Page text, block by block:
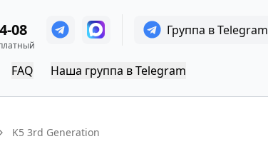
08 Группа в Telegram
FAQ Наша группа в Telegram
K5 3rd Generation